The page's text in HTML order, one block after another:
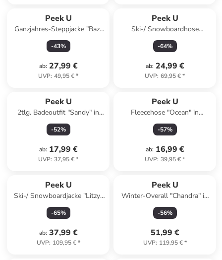
Peek U
Ganzjahres-Steppjacke "Baz"
in Dunkelblau/ Khaki/ Weiß
-43%
ab: 27,99 €
UVP: 49,95 €*
Peek U
Ski-/ Snowboardhose
"Sapphire" in Lila
-64%
ab: 24,99 €
UVP: 69,95 €*
Peek U
2tlg. Badeoutfit "Sandy" in
Blau/ Bunt
-52%
ab: 17,99 €
UVP: 37,95 €*
Peek U
Fleecehose "Ocean" in
Hellbraun/ Dunkelblau
-57%
ab: 16,99 €
UVP: 39,95 €*
Peek U
Ski-/ Snowboardjacke "Litzy"
in Türkis/ Grün
-65%
ab: 37,99 €
UVP: 109,95 €*
Peek U
Winter-Overall "Chandra" in
Rosa
-56%
51,99 €
UVP: 119,95 €*